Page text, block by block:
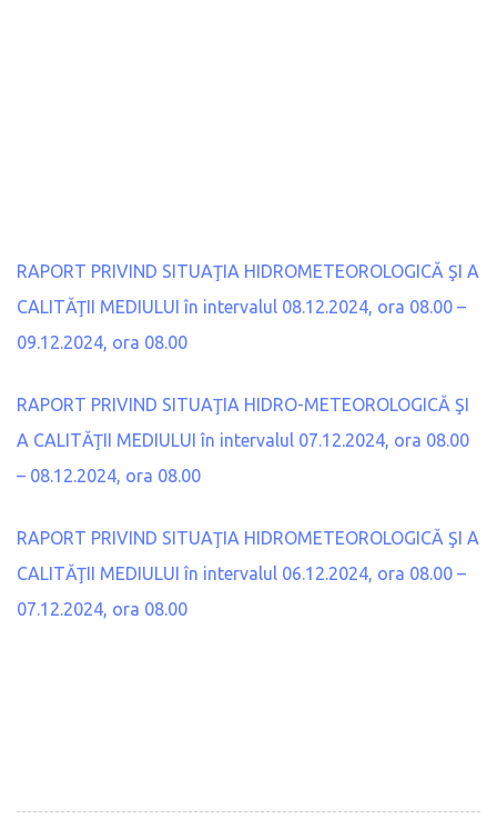
RAPORT PRIVIND SITUAŢIA HIDROMETEOROLOGICĂ ŞI A
CALITĂŢII MEDIULUI în intervalul 08.12.2024, ora 08.00 –
09.12.2024, ora 08.00
RAPORT PRIVIND SITUAŢIA HIDRO-METEOROLOGICĂ ŞI
A CALITĂŢII MEDIULUI în intervalul 07.12.2024, ora 08.00
– 08.12.2024, ora 08.00
RAPORT PRIVIND SITUAŢIA HIDROMETEOROLOGICĂ ŞI A
CALITĂŢII MEDIULUI în intervalul 06.12.2024, ora 08.00 –
07.12.2024, ora 08.00